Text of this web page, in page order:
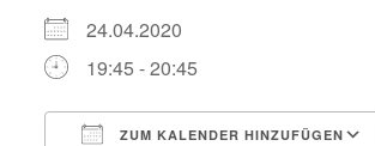
24.04.2020
19:45 - 20:45
ZUM KALENDER HINZUFÜGEN